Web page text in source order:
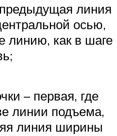
предыдущая линия
осью,
линию, как в шаге
– первая, где
линии подъема,
линия ширины